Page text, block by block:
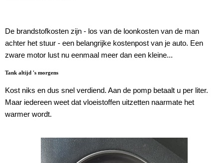
De brandstofkosten zijn - los van de loonkosten van de man
achter het stuur - een belangrijke kostenpost van je auto. Een
zware motor lust nu eenmaal meer dan een kleine...
Tank altijd 's morgens
Kost niks en dus snel verdiend. Aan de pomp betaalt u per liter.
Maar iedereen weet dat vloeistoffen uitzetten naarmate het
warmer wordt.